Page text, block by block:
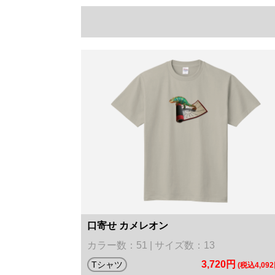
口寄せ カメレオン
カラー数：51 | サイズ数：13
Tシャツ 3,720円 (税込4,092